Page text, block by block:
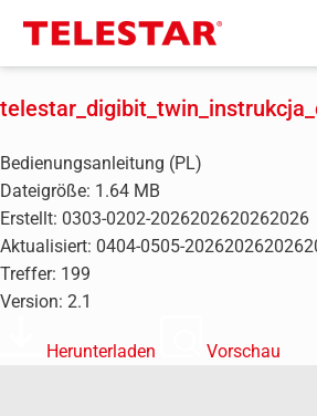
Bedienungsanleitung (PL)
Dateigröße: 1.64 MB
Erstellt: 0303-0202-2026202620262026
Aktualisiert: 0404-0505-
Treffer: 199
Version: 2.1
Herunterladen Vorschau